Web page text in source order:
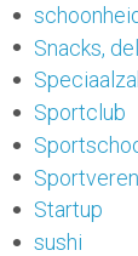
Snacks,
Sportclub
Startup
sushi